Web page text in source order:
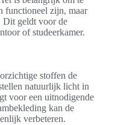
functioneel zijn, maar
Dit geldt voor de
of studeerkamer.
stoffen de
natuurlijk licht in
voor een uitnodigende
kan de
verbeteren.